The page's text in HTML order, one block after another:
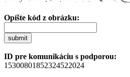
Opíšte kód z obrázku:
submit
ID pre komunikáciu s podporou:
15300801852324522024